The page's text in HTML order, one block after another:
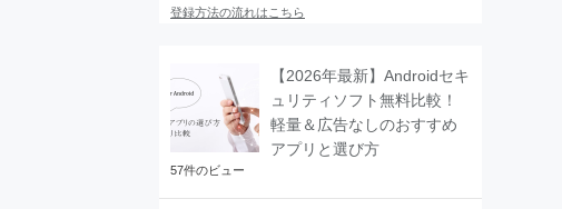
登録方法の流れはこちら
【2026年最新】Androidセキ
ュリティソフト無料比較！
軽量＆広告なしのおすすめ
アプリと選び方
57件のビュー